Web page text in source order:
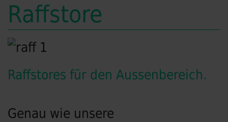
Raffstore
Raffstores für den Aussenbereich.
Genau wie unsere